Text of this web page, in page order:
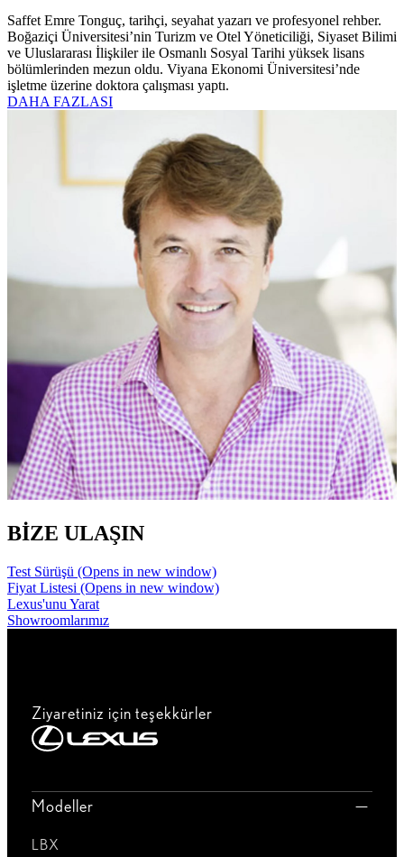
Saffet Emre Tonguç, tarihçi, seyahat yazarı ve profesyonel rehber.
Boğaziçi Üniversitesi’nin Turizm ve Otel Yöneticiliği, Siyaset Bilimi
ve Uluslararası İlişkiler ile Osmanlı Sosyal Tarihi yüksek lisans
bölümlerinden mezun oldu. Viyana Ekonomi Üniversitesi’nde
işletme üzerine doktora çalışması yaptı.
DAHA FAZLASI
BİZE ULAŞIN
Test Sürüşü (Opens in new window)
Fiyat Listesi (Opens in new window)
Lexus'unu Yarat
Showroomlarımız
Ziyaretiniz için teşekkürler
Modeller
LBX